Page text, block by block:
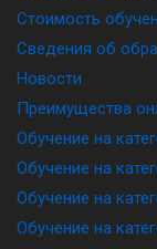
Стоимость
Сведения об
Новости
Преимущества
Обучение на
Обучение на
Обучение на
Обучение на